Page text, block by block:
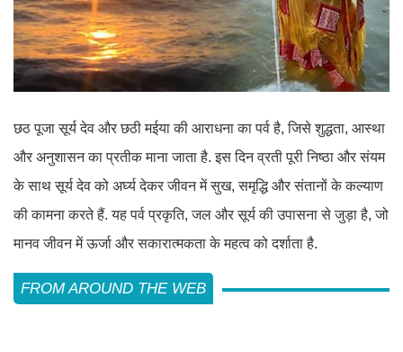
छठ पूजा सूर्य देव और छठी मईया की आराधना का पर्व है, जिसे शुद्धता, आस्था
और अनुशासन का प्रतीक माना जाता है. इस दिन व्रती पूरी निष्ठा और संयम
के साथ सूर्य देव को अर्घ्य देकर जीवन में सुख, समृद्धि और संतानों के कल्याण
की कामना करते हैं. यह पर्व प्रकृति, जल और सूर्य की उपासना से जुड़ा है, जो
मानव जीवन में ऊर्जा और सकारात्मकता के महत्व को दर्शाता है.
FROM AROUND THE WEB